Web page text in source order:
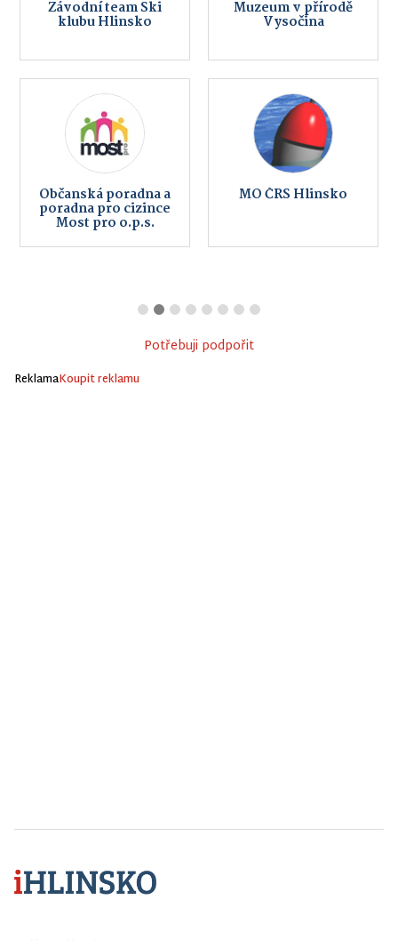
Závodní team Ski
klubu Hlinsko
Muzeum v přírodě
Vysočina
Občanská poradna a
poradna pro cizince
Most pro o.p.s.
MO ČRS Hlinsko
Potřebuji podpořit
ReklamaKoupit reklamu